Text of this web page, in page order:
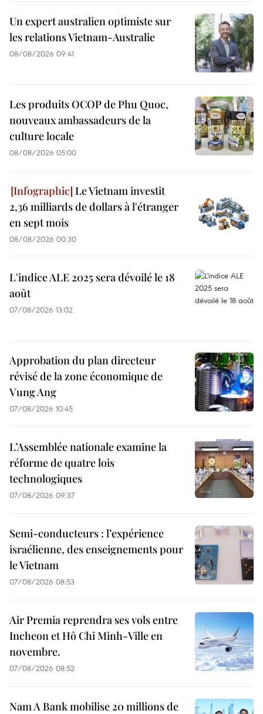
Un expert australien optimiste sur
les relations Vietnam-Australie
08/08/2026 09:41
Les produits OCOP de Phu Quoc,
nouveaux ambassadeurs de la
culture locale
08/08/2026 05:00
Le Vietnam investit
2,36 milliards de dollars à l'étranger
en sept mois
08/08/2026 00:30
L'indice ALE 2025 sera dévoilé le 18
août
07/08/2026 13:02
Approbation du plan directeur
révisé de la zone économique de
Vung Ang
07/08/2026 10:45
L’Assemblée nationale examine la
réforme de quatre lois
technologiques
07/08/2026 09:37
Semi-conducteurs : l’expérience
israélienne, des enseignements pour
le Vietnam
07/08/2026 08:53
Air Premia reprendra ses vols entre
Incheon et Hô Chi Minh-Ville en
novembre.
07/08/2026 08:52
Nam A Bank mobilise 20 millions de